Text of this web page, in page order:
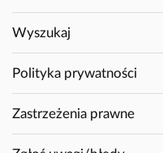
Wyszukaj
Polityka prywatności
Zastrzeżenia prawne